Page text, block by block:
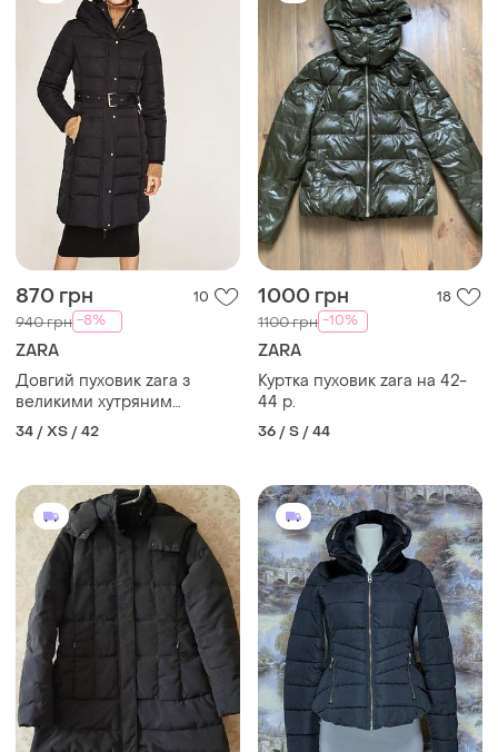
870 грн 10
940 грн -8%
ZARA
Довгий пуховик zara з
великими хутряним
коміром і капюшон пух
перо
34 / XS / 42
1000 грн 18
1100 грн -10%
ZARA
Куртка пуховик zara на 42-
44 р.
36 / S / 44